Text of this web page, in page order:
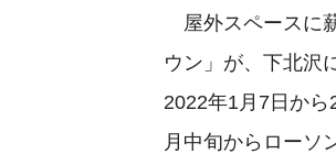
屋外スペースに
ウン」が、下北沢
2022年1月7日か
月中旬からローソ